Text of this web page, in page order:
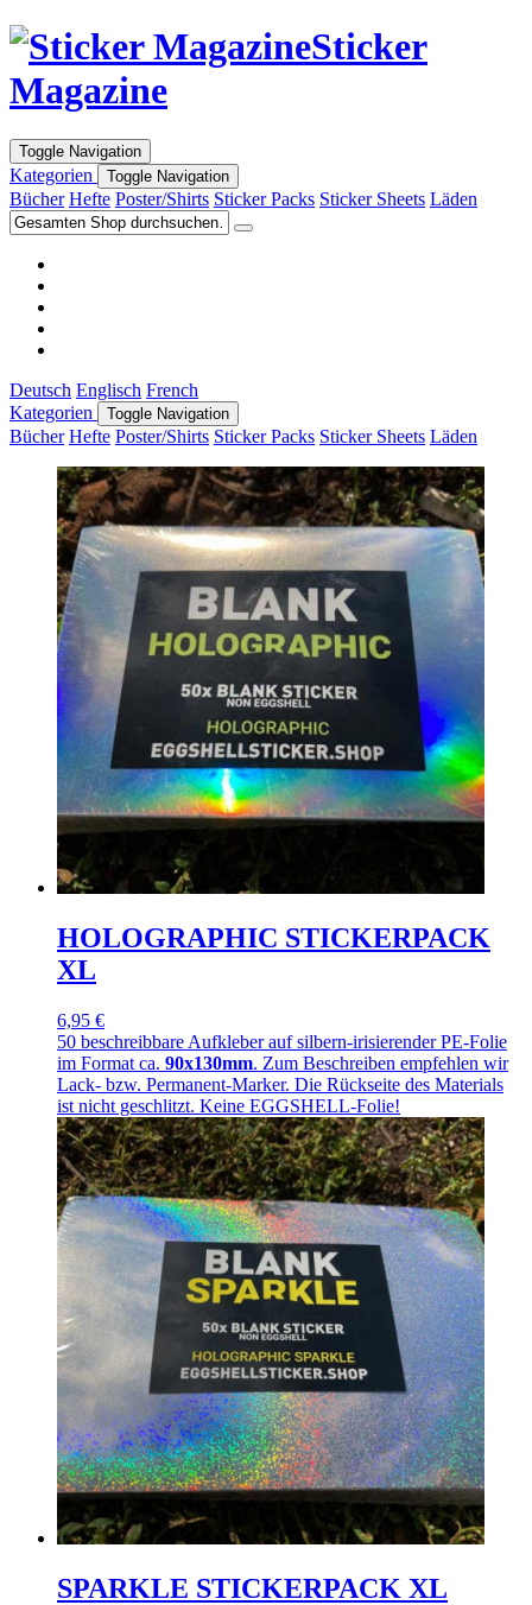
Sticker
Magazine
Toggle Navigation
Kategorien Toggle Navigation
Bücher Hefte Poster/Shirts Sticker Packs Sticker Sheets Läden
Deutsch Englisch French
Kategorien
Toggle Navigation
Bücher Hefte Poster/Shirts Sticker Packs Sticker Sheets Läden
HOLOGRAPHIC STICKERPACK
XL
6,95 €
50 beschreibbare Aufkleber auf silbern-irisierender PE-Folie
im Format ca. 90x130mm. Zum Beschreiben empfehlen wir
Lack- bzw. Permanent-Marker. Die Rückseite des Materials
ist nicht geschlitzt. Keine EGGSHELL-Folie!
SPARKLE STICKERPACK XL